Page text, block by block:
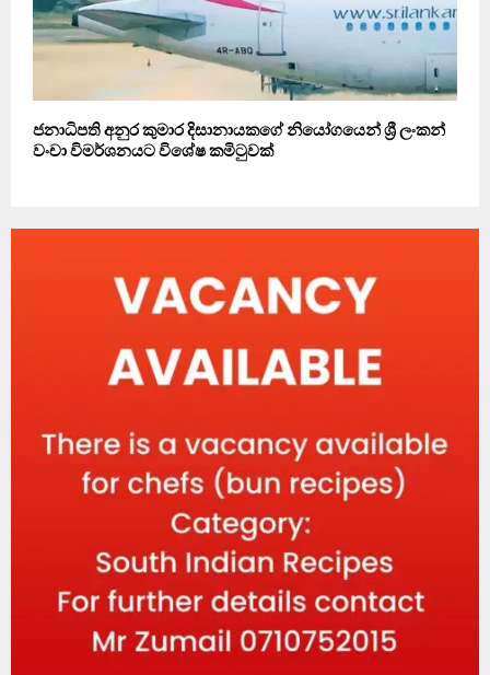
ජනාධිපති අනුර කුමාර දිසානායකගේ නියෝගයෙන් ශ්‍රී ලංකන්
වංචා විමර්ශනයට විශේෂ කමිටුවක්